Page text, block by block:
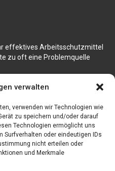
verwalten
verwenden wir Technologien wie
zu speichern und/oder darauf
Technologien ermöglicht uns
Surfverhalten oder eindeutigen IDs
nicht erteilen oder
und Merkmale
effektives Arbeitsschutzmittel
zu oft eine Problemquelle
Senioren
zu machen